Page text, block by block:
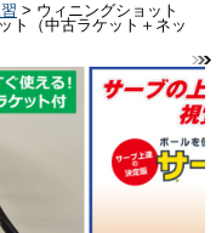
> ウィニングショット
ト（中古ラケット＋ネッ